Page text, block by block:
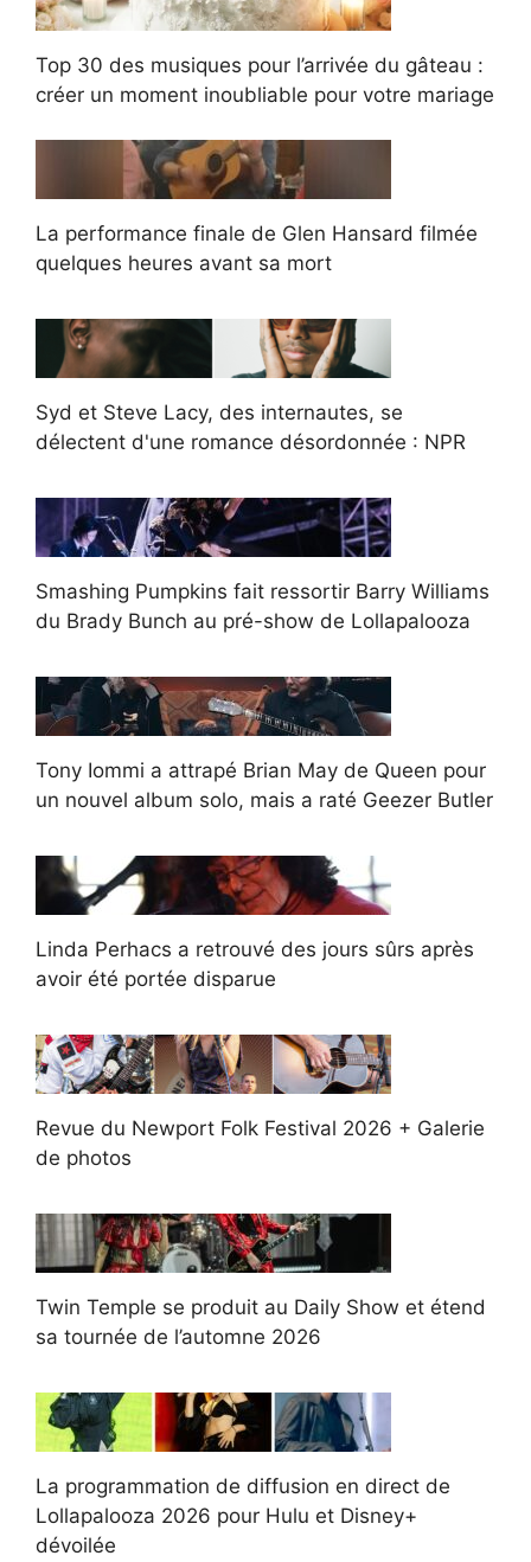
Top 30 des musiques pour l’arrivée du gâteau :
créer un moment inoubliable pour votre mariage
La performance finale de Glen Hansard filmée
quelques heures avant sa mort
Syd et Steve Lacy, des internautes, se
délectent d'une romance désordonnée : NPR
Smashing Pumpkins fait ressortir Barry Williams
du Brady Bunch au pré-show de Lollapalooza
Tony Iommi a attrapé Brian May de Queen pour
un nouvel album solo, mais a raté Geezer Butler
Linda Perhacs a retrouvé des jours sûrs après
avoir été portée disparue
Revue du Newport Folk Festival 2026 + Galerie
de photos
Twin Temple se produit au Daily Show et étend
sa tournée de l’automne 2026
La programmation de diffusion en direct de
Lollapalooza 2026 pour Hulu et Disney+
dévoilée